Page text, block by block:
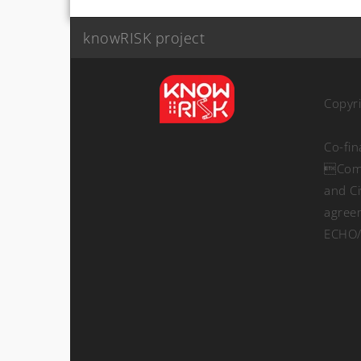
knowRISK project
Co-
and